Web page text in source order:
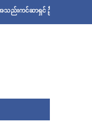
ဦးစိုးသန်းရဲ့ ဆေးနည်း